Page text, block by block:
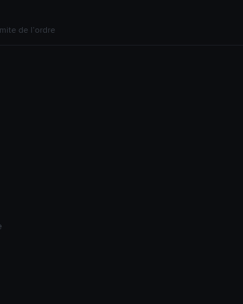
de l’ordre